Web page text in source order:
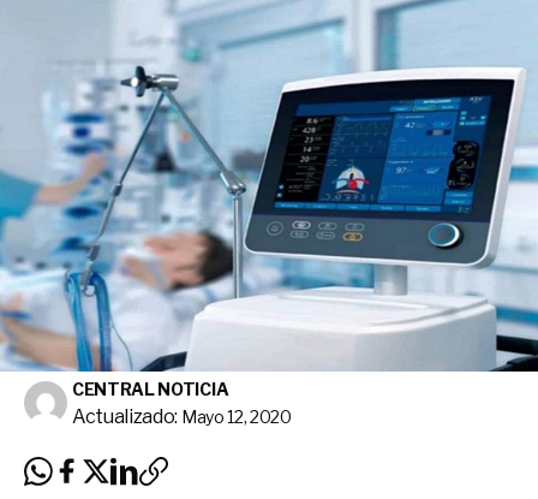
CENTRAL NOTICIA
Actualizado: Mayo 12, 2020